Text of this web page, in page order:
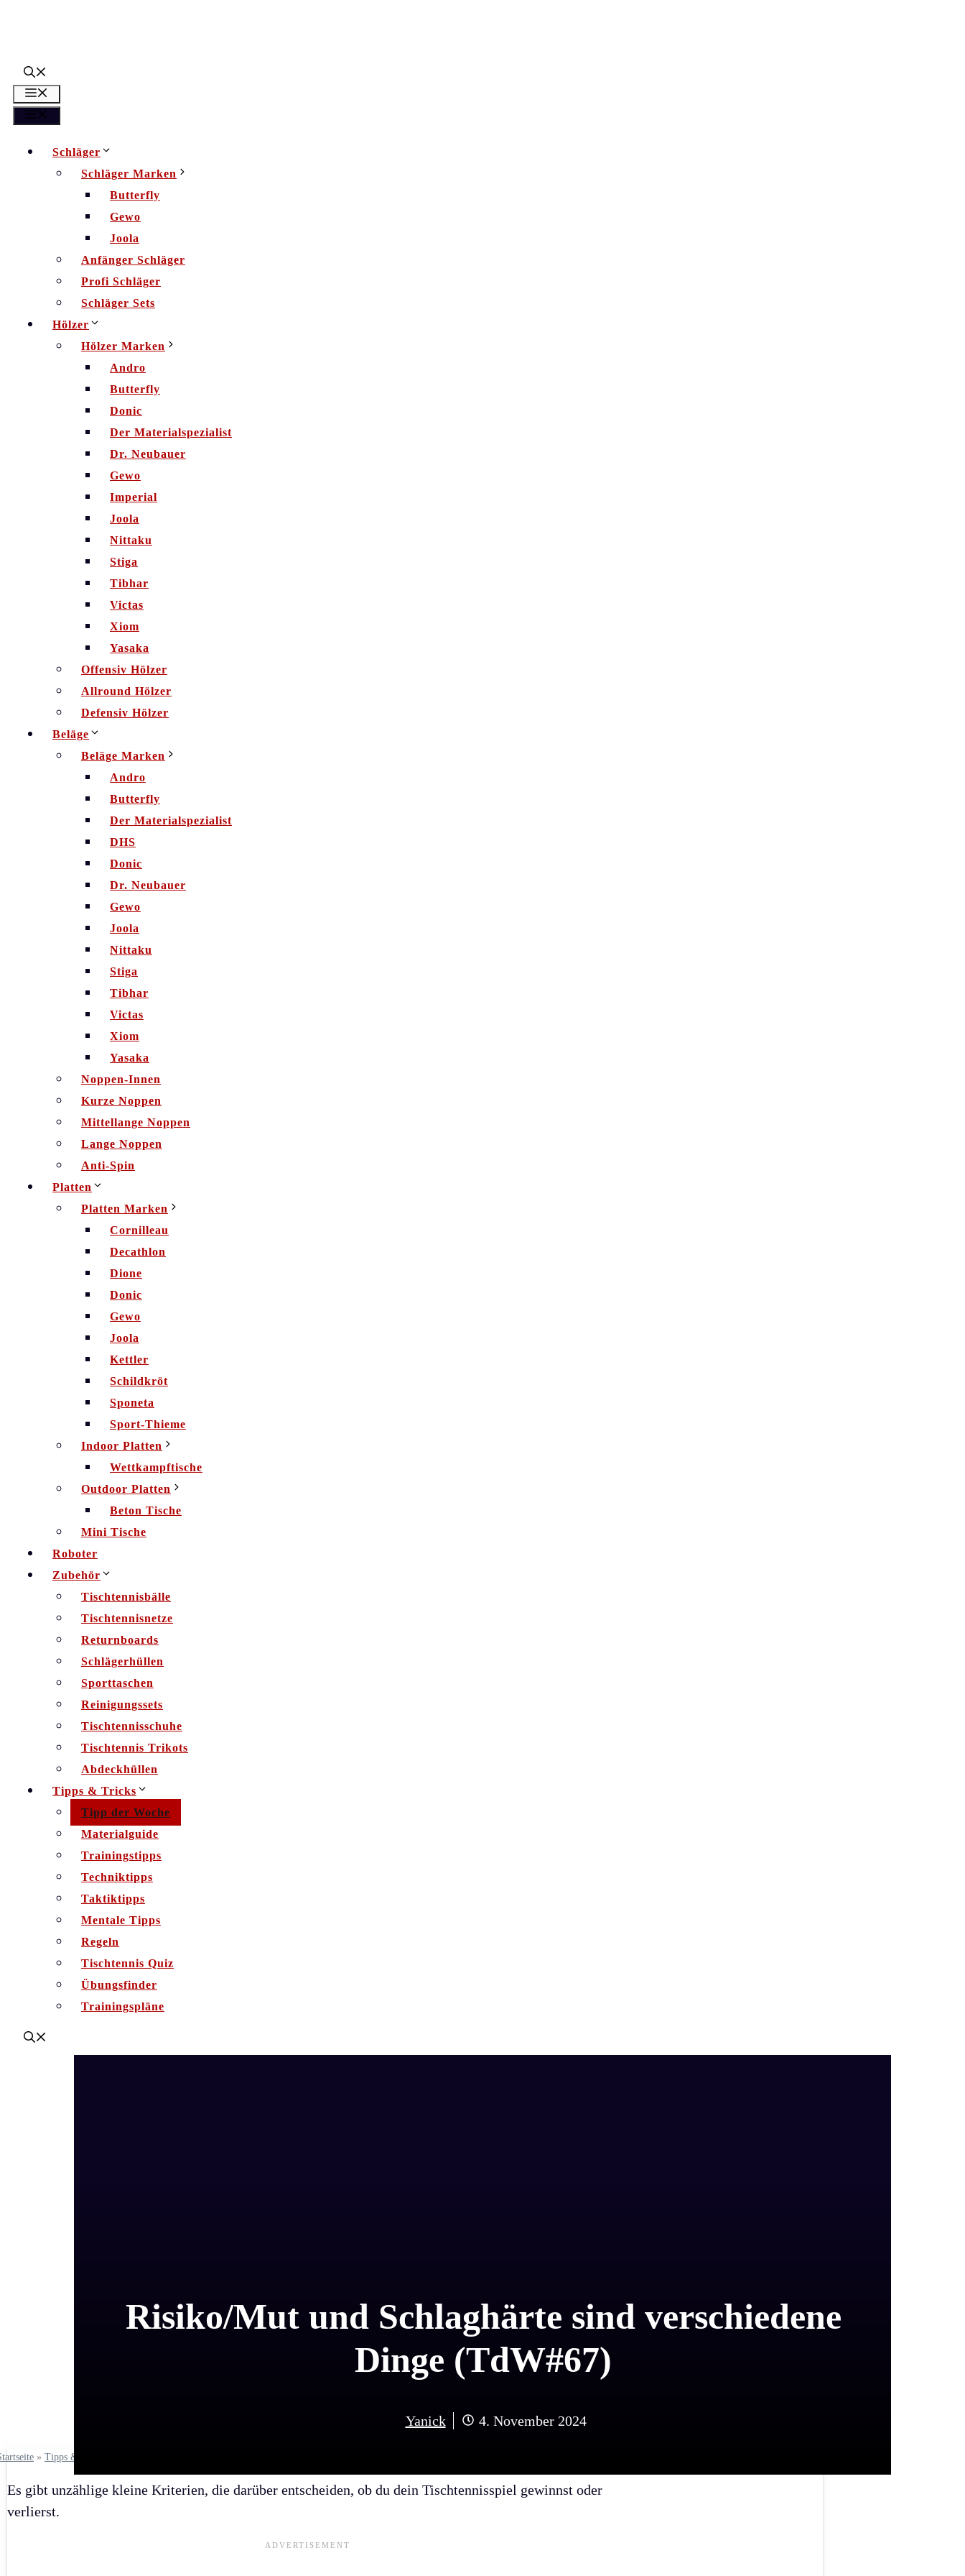
Schläger
Schläger Marken
Butterfly
Gewo
Joola
Anfänger Schläger
Profi Schläger
Schläger Sets
Hölzer
Hölzer Marken
Andro
Butterfly
Donic
Der Materialspezialist
Dr. Neubauer
Gewo
Imperial
Joola
Nittaku
Stiga
Tibhar
Victas
Xiom
Yasaka
Offensiv Hölzer
Allround Hölzer
Defensiv Hölzer
Beläge
Beläge Marken
Andro
Butterfly
Der Materialspezialist
DHS
Donic
Dr. Neubauer
Gewo
Joola
Nittaku
Stiga
Tibhar
Victas
Xiom
Yasaka
Noppen-Innen
Kurze Noppen
Mittellange Noppen
Lange Noppen
Anti-Spin
Platten
Platten Marken
Cornilleau
Decathlon
Dione
Donic
Gewo
Joola
Kettler
Schildkröt
Sponeta
Sport-Thieme
Indoor Platten
Wettkampftische
Outdoor Platten
Beton Tische
Mini Tische
Roboter
Zubehör
Tischtennisbälle
Tischtennisnetze
Returnboards
Schlägerhüllen
Sporttaschen
Reinigungssets
Tischtennisschuhe
Tischtennis Trikots
Abdeckhüllen
Tipps & Tricks
Tipp der Woche
Materialguide
Trainingstipps
Techniktipps
Taktiktipps
Mentale Tipps
Regeln
Tischtennis Quiz
Übungsfinder
Trainingspläne
Risiko/Mut und Schlaghärte sind verschiedene
Dinge (TdW#67)
Yanick 4. November 2024
» Tipps & Regeln
Es gibt unzählige kleine Kriterien, die darüber entscheiden, ob du dein Tischtennisspiel gewinnst oder
verlierst.